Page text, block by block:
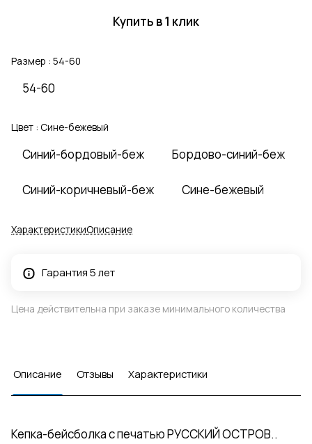
Купить в 1 клик
Размер : 54-60
54-60
Цвет : Сине-бежевый
Синий-бордовый-беж Бордово-синий-беж
Синий-коричневый-беж Сине-бежевый
ХарактеристикиОписание
Гарантия 5 лет
Цена действительна при заказе минимального количества
Описание Отзывы Характеристики
Кепка-бейсболка с печатью РУССКИЙ ОСТРОВ..